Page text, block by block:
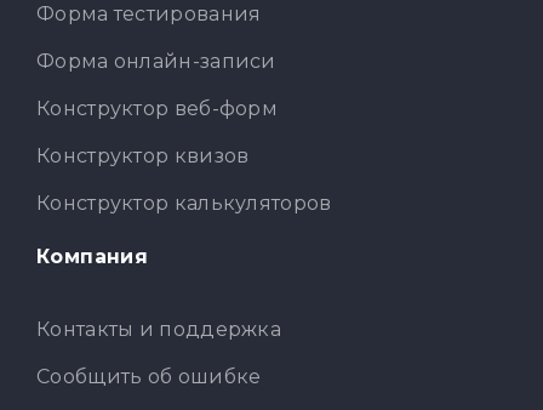
Форма тестирования
Форма онлайн-записи
Конструктор веб-форм
Конструктор квизов
Конструктор калькуляторов
Компания
Контакты и поддержка
Сообщить об ошибке